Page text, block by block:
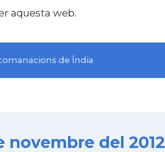
aquesta web.
de Índia
novembre del 2012